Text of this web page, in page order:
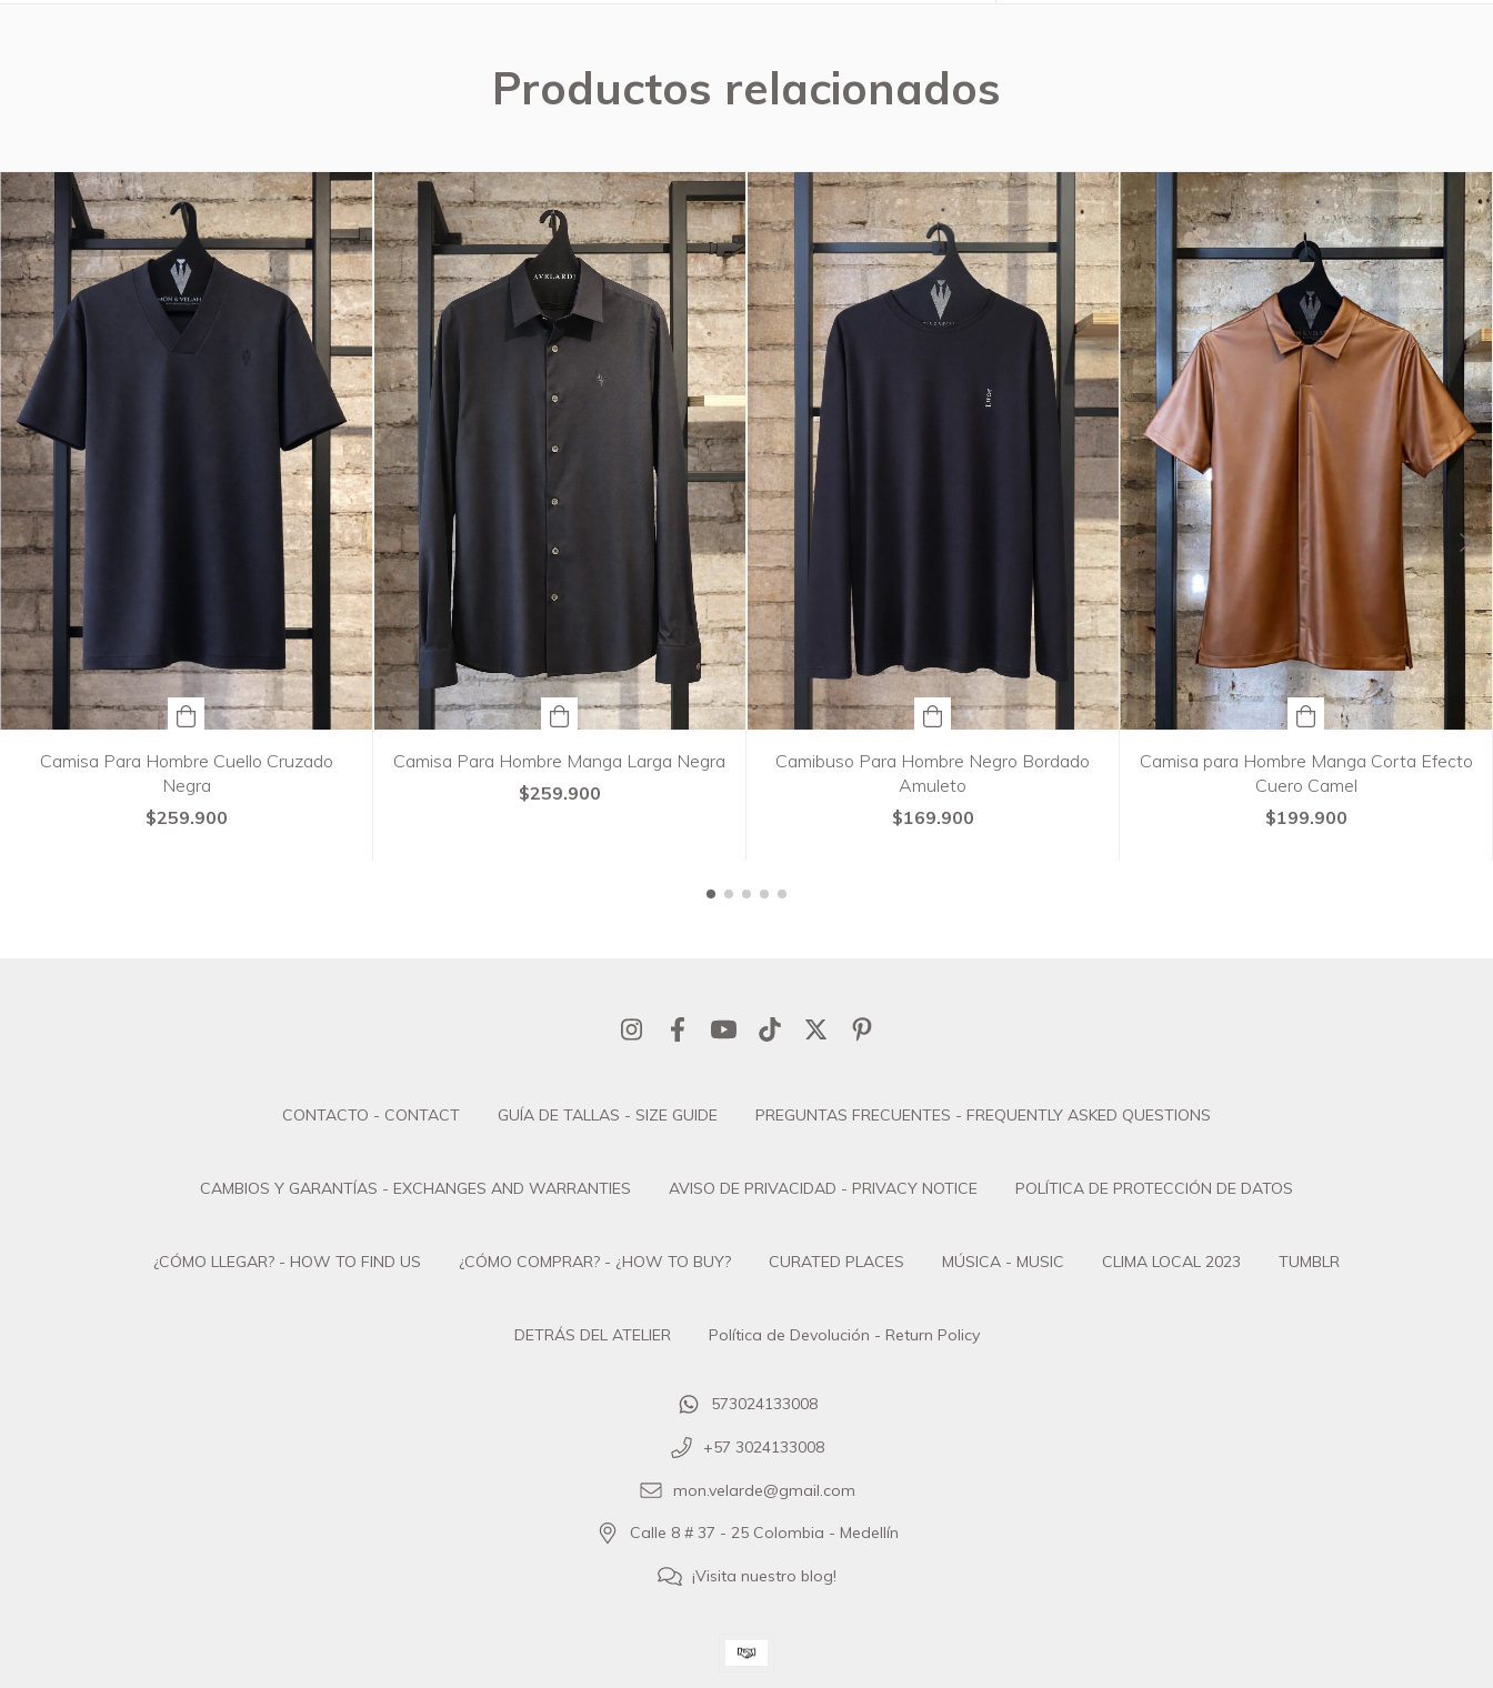
Productos relacionados
Camisa Para Hombre Cuello Cruzado
Negra
$259.900
Camisa Para Hombre Manga Larga Negra
$259.900
Camibuso Para Hombre Negro Bordado
Amuleto
$169.900
Camisa para Hombre Manga Corta Efecto
Cuero Camel
$199.900
CONTACTO - CONTACT GUÍA DE TALLAS - SIZE GUIDE PREGUNTAS FRECUENTES - FREQUENTLY ASKED QUESTIONS
CAMBIOS Y GARANTÍAS - EXCHANGES AND WARRANTIES AVISO DE PRIVACIDAD - PRIVACY NOTICE POLÍTICA DE PROTECCIÓN DE DATOS
¿CÓMO LLEGAR? - HOW TO FIND US ¿CÓMO COMPRAR? - ¿HOW TO BUY? CURATED PLACES MÚSICA - MUSIC CLIMA LOCAL 2023 TUMBLR
DETRÁS DEL ATELIER Política de Devolución - Return Policy
573024133008
+57 3024133008
mon.velarde@gmail.com
Calle 8 # 37 - 25 Colombia - Medellín
¡Visita nuestro blog!